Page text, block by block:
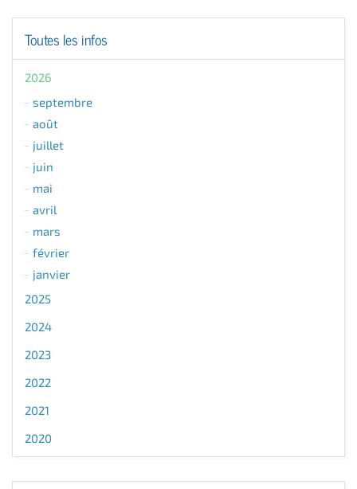
Toutes les infos
2026
septembre
août
juillet
juin
mai
avril
mars
février
janvier
2025
2024
2023
2022
2021
2020